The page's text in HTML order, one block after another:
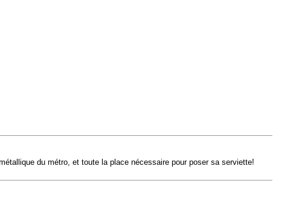
du métro, et toute la place nécessaire pour poser sa serviette!